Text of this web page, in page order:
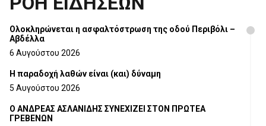
Ολοκληρώνεται η ασφαλτόστρωση της οδού Περιβόλι –
Αβδέλλα
6 Αυγούστου 2026
H παραδοχή λαθών είναι (και) δύναμη
5 Αυγούστου 2026
Ο ΑΝΔΡΕΑΣ ΑΣΛΑΝΙΔΗΣ ΣΥΝΕΧΙΖΕΙ ΣΤΟΝ ΠΡΩΤΕΑ
ΓΡΕΒΕΝΩΝ